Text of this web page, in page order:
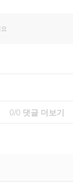
0/0 댓글 더보기